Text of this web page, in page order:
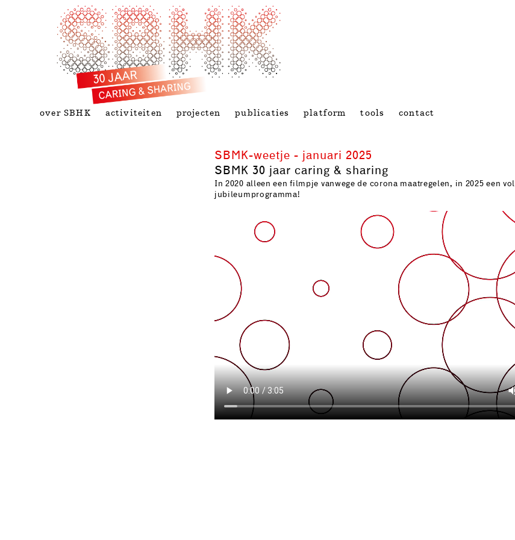
over SBHK activiteiten projecten publicaties platform tools contact
SBMK-weetje - januari 2025
SBMK 30 jaar caring & sharing
In 2020 alleen een filmpje vanwege de corona maatregelen, in 2025 een vol
jubileumprogramma!